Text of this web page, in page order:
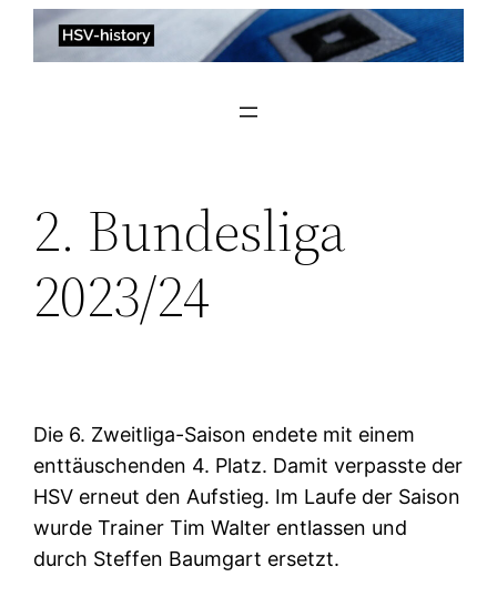
Zum
Inhalt
2. Bundesliga
2023/24
Die 6. Zweitliga-Saison endete mit einem
enttäuschenden 4. Platz. Damit verpasste der
HSV erneut den Aufstieg. Im Laufe der Saison
wurde Trainer Tim Walter entlassen und
durch Steffen Baumgart ersetzt.